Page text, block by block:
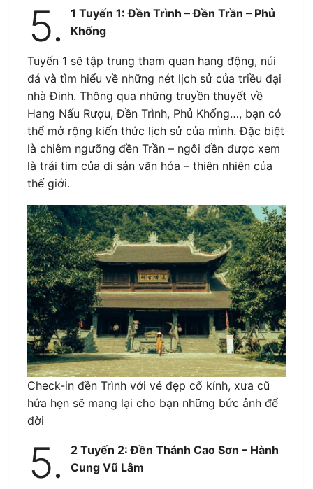
5.
1 Tuyến 1: Đền Trình – Đền Trần – Phủ
Khống
Tuyến 1 sẽ tập trung tham quan hang động, núi
đá và tìm hiểu về những nét lịch sử của triều đại
nhà Đinh. Thông qua những truyền thuyết về
Hang Nấu Rượu, Đền Trình, Phủ Khống…, bạn có
thể mở rộng kiến thức lịch sử của mình. Đặc biệt
là chiêm ngưỡng đền Trần – ngôi đền được xem
là trái tim của di sản văn hóa – thiên nhiên của
thế giới.
Check-in đền Trình với vẻ đẹp cổ kính, xưa cũ
hứa hẹn sẽ mang lại cho bạn những bức ảnh để
đời
5.
2 Tuyến 2: Đền Thánh Cao Sơn – Hành
Cung Vũ Lâm